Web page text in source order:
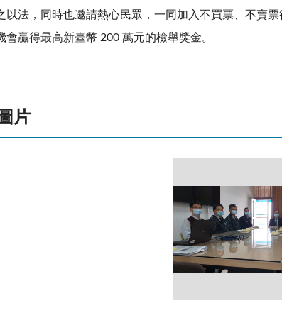
以法，同時也邀請熱心民眾，一同加入不買票、不賣
會贏得最高新臺幣 200 萬元的檢舉獎金。
片